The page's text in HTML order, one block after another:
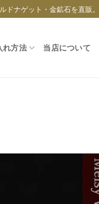
ナゲット・金鉱石を直販。
れ方法 当店について